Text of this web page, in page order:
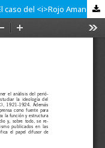
Propaganda e ideología en la prensa. El caso del <i>Rojo Amanecer</i> en Campeche, 1921-1924